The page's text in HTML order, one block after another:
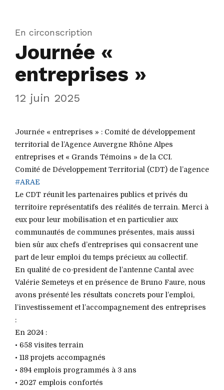
En circonscription
Journée «
entreprises »
12 juin 2025
Journée « entreprises » : Comité de développement
territorial de l’Agence Auvergne Rhône Alpes
entreprises et « Grands Témoins » de la CCI.
Comité de Développement Territorial (CDT) de l’agence
#ARAE
Le CDT réunit les partenaires publics et privés du
territoire représentatifs des réalités de terrain. Merci à
eux pour leur mobilisation et en particulier aux
communautés de communes présentes, mais aussi
bien sûr aux chefs d’entreprises qui consacrent une
part de leur emploi du temps précieux au collectif.
En qualité de co-president de l’antenne Cantal avec
Valérie Semeteys et en présence de Bruno Faure, nous
avons présenté les résultats concrets pour l’emploi,
l’investissement et l’accompagnement des entreprises
:
En 2024 :
• 658 visites terrain
• 118 projets accompagnés
• 894 emplois programmés à 3 ans
• 2027 emplois confortés